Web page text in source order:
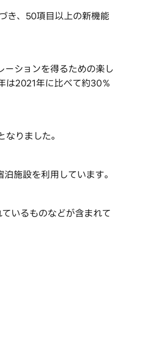
き、50項目以上の新機能
ションを得るための楽し
は2021年に比べて約30％
りました。
施設を利用しています。
いるものなどが含まれて